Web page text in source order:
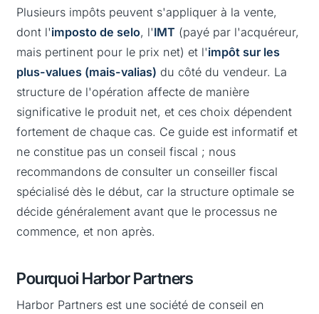
Plusieurs impôts peuvent s'appliquer à la vente,
dont l'imposto de selo, l'IMT (payé par l'acquéreur,
mais pertinent pour le prix net) et l'impôt sur les
plus-values (mais-valias) du côté du vendeur. La
structure de l'opération affecte de manière
significative le produit net, et ces choix dépendent
fortement de chaque cas. Ce guide est informatif et
ne constitue pas un conseil fiscal ; nous
recommandons de consulter un conseiller fiscal
spécialisé dès le début, car la structure optimale se
décide généralement avant que le processus ne
commence, et non après.
Pourquoi Harbor Partners
Harbor Partners est une société de conseil en